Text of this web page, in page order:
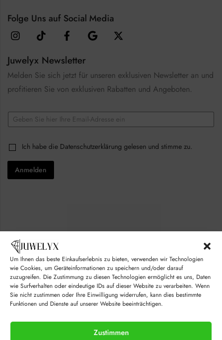
Um Ihnen das beste Einkaufserlebnis zu bieten, verwenden wir Technologien
wie Cookies, um Geräteinformationen zu speichern und/oder darauf
zuzugreifen. Die Zustimmung zu diesen Technologien ermöglicht es uns, Daten
wie Surfverhalten oder eindeutige IDs auf dieser Website zu verarbeiten. Wenn
Sie nicht zustimmen oder Ihre Einwilligung widerrufen, kann dies bestimmte
Funktionen und Dienste auf unserer Website beeinträchtigen.
Zustimmen
Folge Uns auf Social Media
Juwelyx Newsletter
Melden Sie sich jetzt für unseren exklusiven Newsletter an und
profitieren Sie von exklusiven Rabatten und Angeboten.
e
k
b
o
b
o
e
s
C
h
e
c
E
lC
h
e
k
*
Ich habe die Datenschutzerklärung gelesen und stimme zu.
Anmelden
„David“